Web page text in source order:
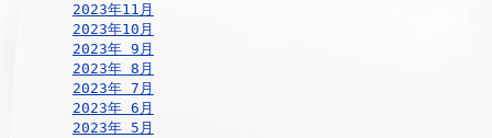
2023年11月
2023年10月
2023年 9月
2023年 8月
2023年 7月
2023年 6月
2023年 5月